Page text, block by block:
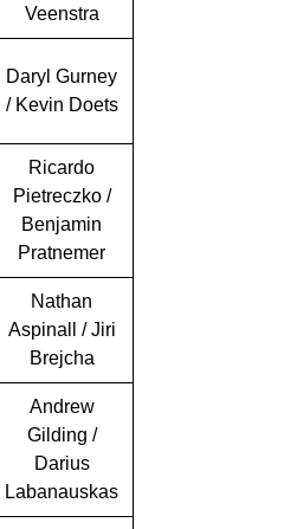
Veenstra
Daryl Gurney
/ Kevin Doets
Ricardo
Pietreczko /
Benjamin
Pratnemer
Nathan
Aspinall / Jiri
Brejcha
Andrew
Gilding /
Darius
Labanauskas